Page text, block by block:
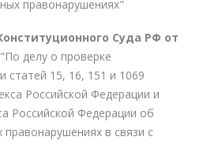
правонарушениях"
Суда РФ от
"По делу о проверке
статей 15, 16, 151 и 1069
Российской Федерации и
Российской Федерации об
в связи с